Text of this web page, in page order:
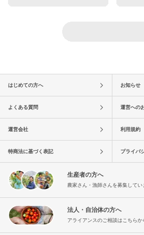
はじめての方へ お知らせ
よくある質問 運営への
運営会社 利用規約
特商法に基づく表記 プライバ
生産者の方へ
農家さん・漁師さんを募集してい
法人・自治体の方へ
アライアンスのご相談はこちらか